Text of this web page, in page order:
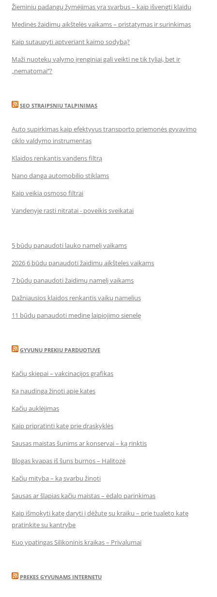
Žieminių padangų žymėjimas yra svarbus – kaip išvengti klaidų
Medinės žaidimų aikštelės vaikams – pristatymas ir surinkimas
Kaip sutaupyti aptveriant kaimo sodybą?
Maži nuotekų valymo įrenginiai gali veikti ne tik tyliai, bet ir
„nematomai‘‘?
SEO STRAIPSNIU TALPINIMAS
Auto supirkimas kaip efektyvus transporto priemonės gyvavimo
ciklo valdymo instrumentas
Klaidos renkantis vandens filtrą
Nano danga automobilio stiklams
Kaip veikia osmoso filtrai
Vandenyje rasti nitratai - poveikis sveikatai
5 būdų panaudoti lauko namelį vaikams
2026 6 būdų panaudoti žaidimų aikšteles vaikams
7 būdų panaudoti žaidimų namelį vaikams
Dažniausios klaidos renkantis vaikų namelius
11 būdų panaudoti medinę laipiojimo sienelę
GYVUNU PREKIU PARDUOTUVE
Kačių skiepai – vakcinacijos grafikas
Ką naudinga žinoti apie kates
Kačių auklėjimas
Kaip pripratinti katę prie draskyklės
Sausas maistas šunims ar konservai – ką rinktis
Blogas kvapas iš šuns burnos – Halitozė
Kačių mityba – ką svarbu žinoti
Sausas ar šlapias kačių maistas – ėdalo parinkimas
Kaip išmokyti katę daryti į dėžutę su kraiku – prie tualeto katę
pratinkite su kantrybe
Kuo ypatingas Silikoninis kraikas – Privalumai
PREKES GYVUNAMS INTERNETU